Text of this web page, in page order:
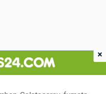
×